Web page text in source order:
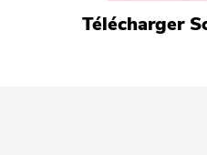
Télécharger